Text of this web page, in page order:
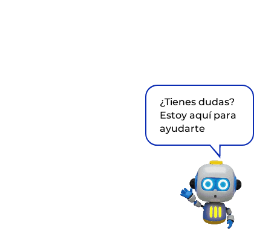
¿Tienes dudas?
Estoy aquí para
ayudarte